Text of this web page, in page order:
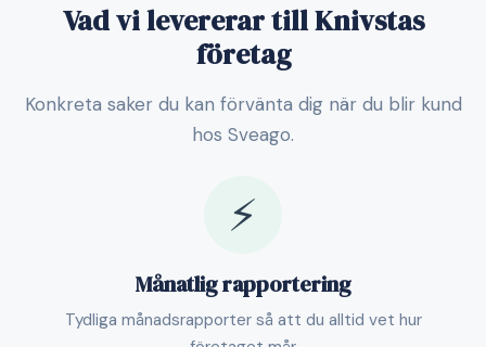
Vad vi levererar till Knivstas
företag
Konkreta saker du kan förvänta dig när du blir kund
hos Sveago.
⚡
Månatlig rapportering
Tydliga månadsrapporter så att du alltid vet hur